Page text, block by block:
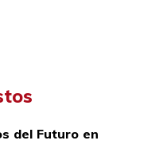
del Futuro en